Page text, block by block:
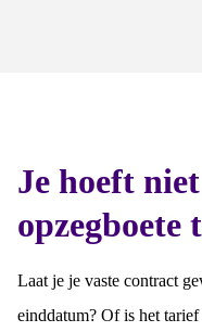
Je hoeft
opzegboete
Laat je je vaste contract
einddatum? Of is het